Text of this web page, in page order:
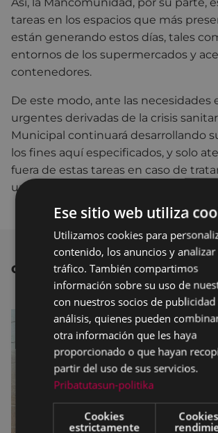
tareas en los espacios que más
están generando estos días, tales
entornos de los supermercados y
contenedores.
De este modo, ante las necesidades
urgentes derivadas de la crisis
Municipal continuará desarrollando
los fines aquí especificados, y solo
fuera de estas tareas en caso de
urgencia.
OTRAS NOTICIAS
Ese sitio web utiliza
Utilizamos cookies para
contenido, los anuncios y
tráfico. También compartimos
información sobre su uso de
con nuestros socios de publicidad
análisis, quienes pueden
otra información que les haya
proporcionado o que hayan
partir del uso de sus servicios.
Pribatutasun-politika
Cookies
estrictamente